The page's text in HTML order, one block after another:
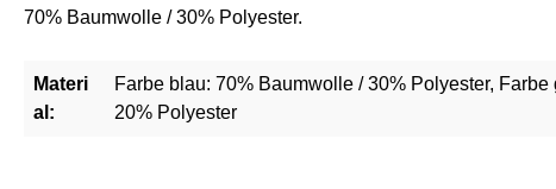
70% Baumwolle / 30% Polyester.
Materi
al:
Farbe blau: 70% Baumwolle / 30% Polyester,
20% Polyester